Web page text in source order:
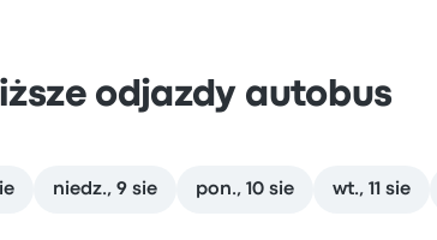
odjazdy autobus
niedz., 9 sie pon., 10 sie wt., 11 sie